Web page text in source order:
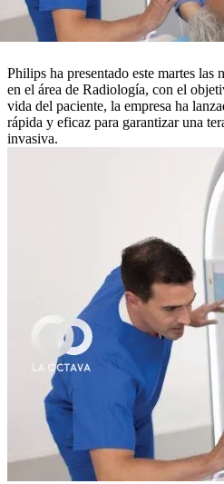
Philips ha presentado este martes las
en el área de Radiología, con el
vida del paciente, la empresa ha
rápida y eficaz para garantizar una
invasiva.